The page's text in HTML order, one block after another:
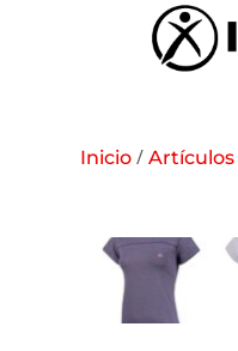
Inicio /Artículos